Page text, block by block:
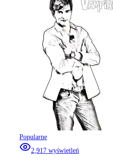
Popularne
2,917 wyświetleń